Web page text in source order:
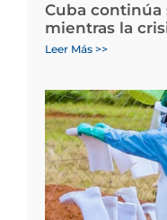
Cuba continúa
mientras la
Leer Más >>